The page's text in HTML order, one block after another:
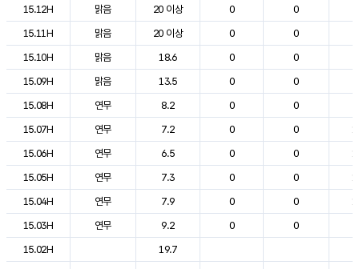
15.12H
맑음 20 이상 0 0
15.11H
맑음 20 이상 0 0
15.10H
맑음 18.6 0 0
15.09H
맑음 13.5 0 0
15.08H
연무 8.2 0 0
15.07H
연무 7.2 0 0
15.06H
연무 6.5 0 0
15.05H
연무 7.3 0 0
15.04H
연무 7.9 0 0
15.03H
연무 9.2 0 0
15.02H
19.7